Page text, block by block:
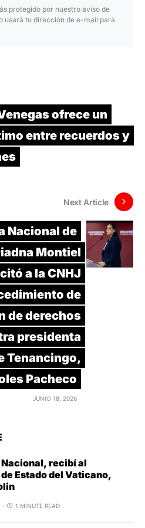
protegido por nuestro aviso de
usará tu dirección de e-mail para
ofrece un
entre recuerdos y
Next Article
Nacional de
Montiel
a la CNHJ
de
de derechos
presidenta
Tenancingo,
Pacheco
JUNIO 18, 2026
Nacional, recibí al
Estado del Vaticano,
1 MINUTE READ